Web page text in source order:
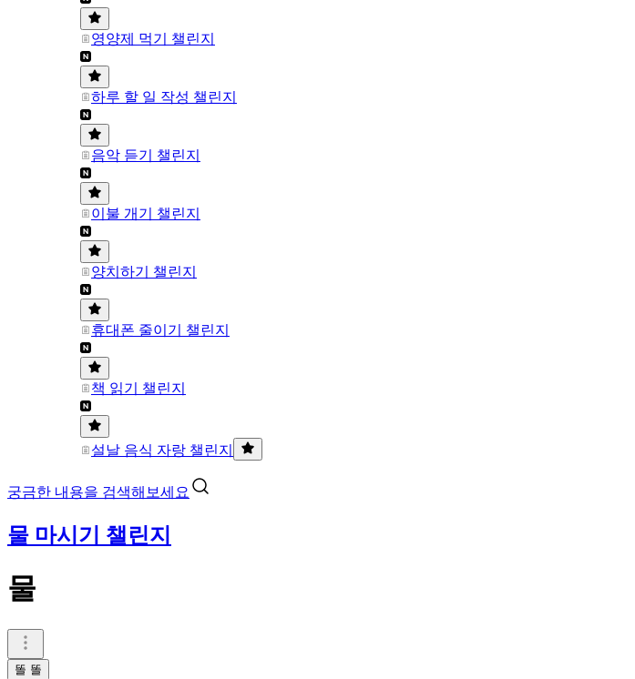
영양제 먹기 챌린지
하루 할 일 작성 챌린지
음악 듣기 챌린지
이불 개기 챌린지
양치하기 챌린지
휴대폰 줄이기 챌린지
책 읽기 챌린지
설날 음식 자랑 챌린지
궁금한 내용을 검색해보세요
물 마시기 챌린지
물
똘 똘